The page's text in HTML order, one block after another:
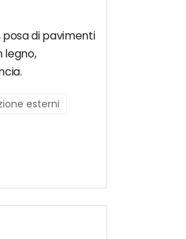
di pavimenti
legno,
esterni